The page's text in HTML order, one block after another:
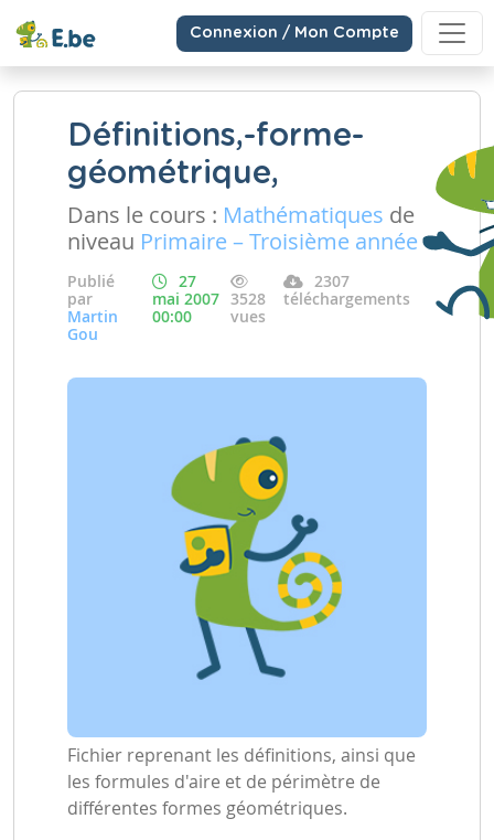
Connexion / Mon Compte
Définitions,-forme-
géométrique,
Dans le cours : Mathématiques de
niveau Primaire – Troisième année
Publié
par
Martin
Gou
27
mai 2007
00:00
3528
vues
2307
téléchargements
Fichier reprenant les définitions, ainsi que
les formules d'aire et de périmètre de
différentes formes géométriques.